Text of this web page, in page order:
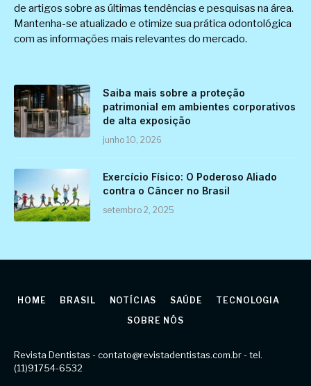
de artigos sobre as últimas tendências e pesquisas na área.
Mantenha-se atualizado e otimize sua prática odontológica
com as informações mais relevantes do mercado.
Saiba mais sobre a proteção
patrimonial em ambientes corporativos
de alta exposição
junho 10, 2026
Exercício Físico: O Poderoso Aliado
contra o Câncer no Brasil
setembro 2, 2025
HOME BRASIL NOTÍCIAS SAÚDE
TECNOLOGIA
SOBRE NÓS
Revista Dentistas - contato@revistadentistas.com.br- tel.
(11)91754-6532